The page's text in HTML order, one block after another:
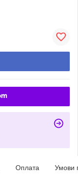
Оплата Умови